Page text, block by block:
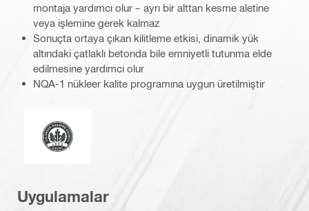
montaja yardımcı olur – ayrı bir alttan kesme aletine
veya işlemine gerek kalmaz
Sonuçta ortaya çıkan kilitleme etkisi, dinamik yük
altındaki çatlaklı betonda bile emniyetli tutunma elde
edilmesine yardımcı olur
NQA-1 nükleer kalite programına uygun üretilmiştir
Leadership in Energy and Environmental Design
Uygulamalar